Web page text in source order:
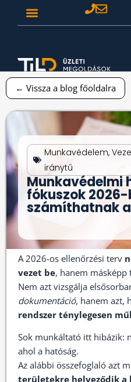
← Vissza a blog főoldalra
Munkavédelem,
iránytű
Munkavédelmi
fókuszok
számíthatnak
A 2026-os ellenőrzési terv
vezet be, hanem másképp
Nem azt vizsgálja
dokumentáció, hanem azt,
rendszer ténylegesen
Sok munkáltató itt hibázik:
ahol a hatóság.
Az alábbi összefoglaló azt
területekre helyeződik a